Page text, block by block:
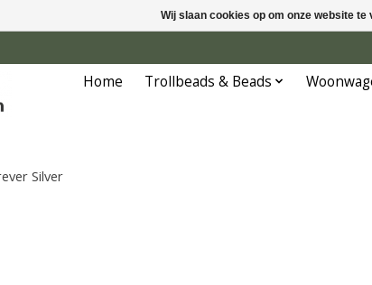
Home Trollbeads & Beads
Silver
Wij slaan cookies op om onze website